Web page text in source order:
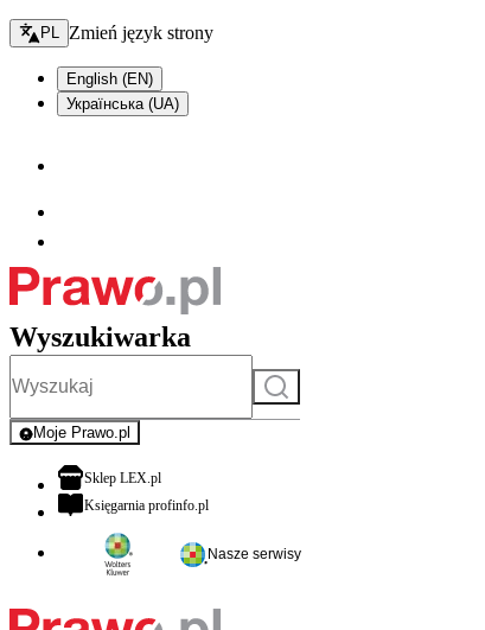
Zmień język - bieżący:
PL Zmień język strony
English (EN)
Українська (UA)
Wyszukiwarka
Szukaj
Moje Prawo.pl
- rejestracja i logowanie do serwisu
Sklep LEX.plotwiera się w nowej karcie
Księgarnia profinfo.plotwiera się w nowej karcie
Nasze serwisy